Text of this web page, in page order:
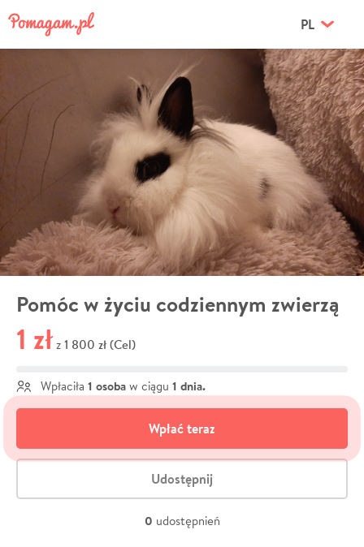
PL
Pomóc w życiu codziennym zwierzą
1 zł z 1 800 zł (Cel)
Wpłaciła 1 osoba w ciągu 1 dnia.
Wpłać teraz
Udostępnij
0 udostępnień